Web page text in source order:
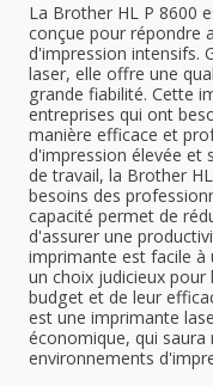
La Brother HL P 8600
conçue pour répondre
d'impression intensifs.
laser, elle offre une
grande fiabilité. Cette
entreprises qui ont
manière efficace et
d'impression élevée et
de travail, la Brother
besoins des
capacité permet de
d'assurer une
imprimante est facile à
un choix judicieux pour
budget et de leur
est une imprimante
économique, qui saura
environnements